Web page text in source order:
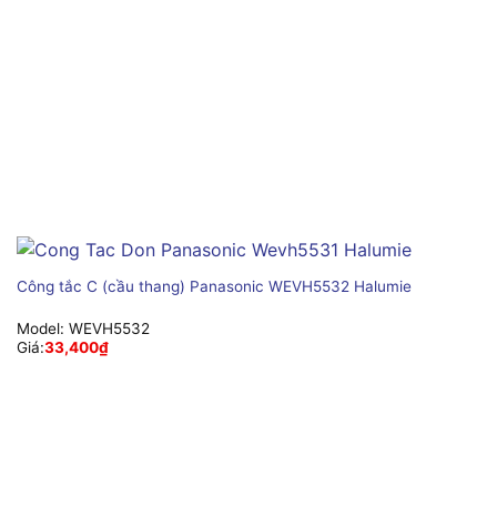
Công tắc C (cầu thang) Panasonic WEVH5532 Halumie
Model: WEVH5532
Giá:33,400₫